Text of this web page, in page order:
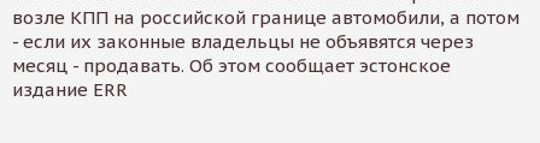
возле КПП на российской границе автомобили, а потом
- если их законные владельцы не объявятся через
месяц - продавать. Об этом сообщает эстонское
издание ERR